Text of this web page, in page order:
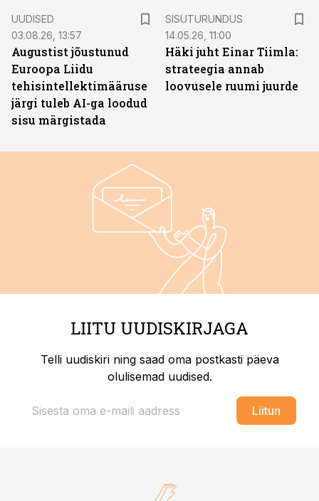
UUDISED
03.08.26, 13:57
Augustist jõustunud
Euroopa Liidu
tehisintellektimääruse
järgi tuleb AI-ga loodud
sisu märgistada
SISUTURUNDUS
14.05.26, 11:00
Häki juht Einar Tiimla:
strateegia annab
loovusele ruumi juurde
LIITU UUDISKIRJAGA
Telli uudiskiri ning saad oma postkasti päeva
olulisemad uudised.
Liitun